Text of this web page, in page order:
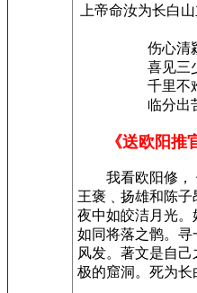
上帝命汝为长白
伤心清
喜见三
千里不
临分出
《送欧阳
我看欧阳修，
王褒﹑扬雄和陈
夜中如皎洁月光
如同将落之鹘。
风发。著文是自
极的窟洞。死为长